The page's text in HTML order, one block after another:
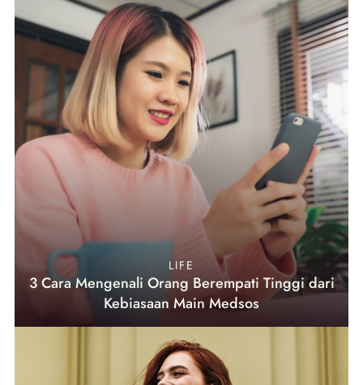
LIFE
3 Cara Mengenali Orang Berempati Tinggi dari
Kebiasaan Main Medsos